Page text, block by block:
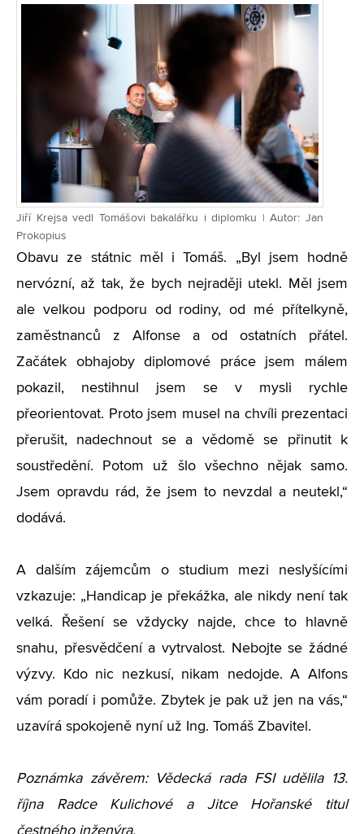
Jiří Krejsa vedl Tomášovi bakalářku i diplomku | Autor: Jan
Prokopius
Obavu ze státnic měl i Tomáš. „Byl jsem hodně
nervózní, až tak, že bych nejraději utekl. Měl jsem
ale velkou podporu od rodiny, od mé přítelkyně,
zaměstnanců z Alfonse a od ostatních přátel.
Začátek obhajoby diplomové práce jsem málem
pokazil, nestihnul jsem se v mysli rychle
přeorientovat. Proto jsem musel na chvíli prezentaci
přerušit, nadechnout se a vědomě se přinutit k
soustředění. Potom už šlo všechno nějak samo.
Jsem opravdu rád, že jsem to nevzdal a neutekl,“
dodává.
A dalším zájemcům o studium mezi neslyšícími
vzkazuje: „Handicap je překážka, ale nikdy není tak
velká. Řešení se vždycky najde, chce to hlavně
snahu, přesvědčení a vytrvalost. Nebojte se žádné
výzvy. Kdo nic nezkusí, nikam nedojde. A Alfons
vám poradí i pomůže. Zbytek je pak už jen na vás,“
uzavírá spokojeně nyní už Ing. Tomáš Zbavitel.
Poznámka závěrem: Vědecká rada FSI udělila 13.
října Radce Kulichové a Jitce Hořanské titul
čestného inženýra.